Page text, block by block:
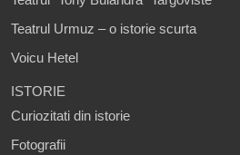
Teatrul Urmuz – o istorie scurta
Voicu Hetel
ISTORIE
Curiozitati din istorie
Fotografii